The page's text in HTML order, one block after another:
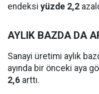
endeksi yüzde 2,2
AYLIK BAZDA DA
Sanayi üretimi aylık
ayında bir önceki aya
2,6 arttı.